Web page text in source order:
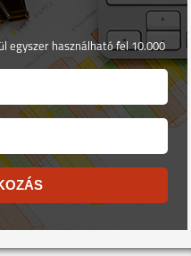
egyszer használható fel 10.000